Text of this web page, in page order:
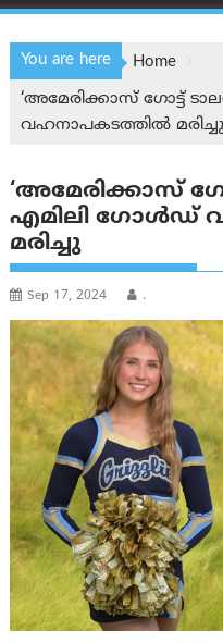
You are here
Home
‘അമേരിക്കാസ് ഗോട്ട്
വഹനാപകടത്തില്‍
‘അമേരിക്കാസ്
എമിലി ഗോള്‍ഡ്
മരിച്ചു
Sep 17, 2024 .